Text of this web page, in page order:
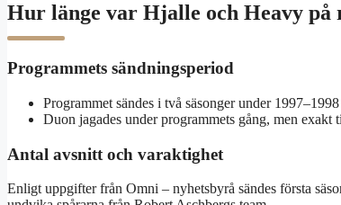
Hur länge var Hjalle och Heavy på
Programmets sändningsperiod
Programmet sändes i två säsonger under
Duon jagades under programmets gång, men
Antal avsnitt och varaktighet
Enligt uppgifter från Omni – nyhetsbyrå sändes första